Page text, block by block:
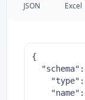
JSON Excel